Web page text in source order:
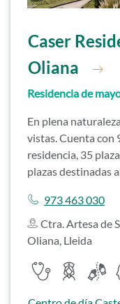
Ir a
Caser
Oliana
Residencia de
En plena
vistas. Cuenta con
residencia, 35
plazas destinadas
Llamar a
973 463 030
Ctra. Artesa de
Oliana, Lleida
Servicios
Servicio médico
Servicio de
Ir a